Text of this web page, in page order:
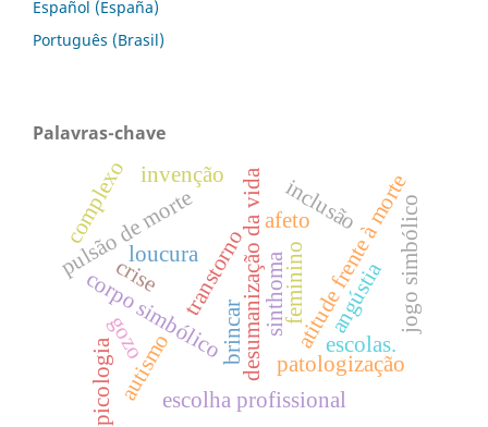
Español (España)
Português (Brasil)
Palavras-chave
corpo simbólicodesumanização da vida feminino
transtorno atitude frente à morte
angústia
pulsão de morte afeto
escolas.
inclusão
autismo
jogo simbólico
brincar patologização
loucura
escolha profissional
sinthoma
gozo
complexo
picologia
invenção
crise